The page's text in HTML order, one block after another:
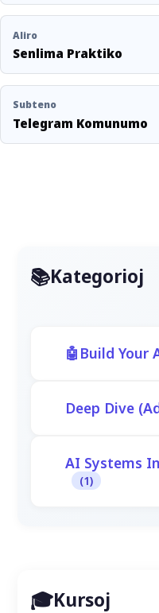
Aliro
Senlima Praktiko
Subteno
Telegram Komunumo
Kategorioj
Build Your
Deep Dive
AI Systems
(1)
Kursoj